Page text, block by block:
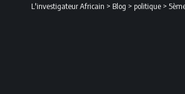
L'investigateur Africain > Blog > politique >